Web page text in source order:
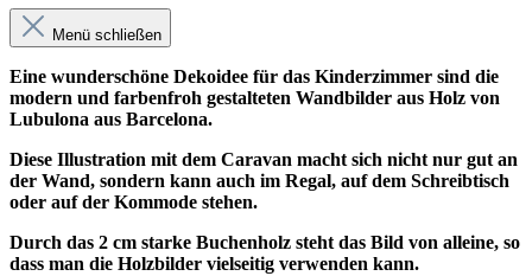
Menü schließen
Eine wunderschöne Dekoidee für das Kinderzimmer sind die
modern und farbenfroh gestalteten Wandbilder aus Holz von
Lubulona aus Barcelona.
Diese Illustration mit dem Caravan macht sich nicht nur gut an
der Wand, sondern kann auch im Regal, auf dem Schreibtisch
oder auf der Kommode stehen.
Durch das 2 cm starke Buchenholz steht das Bild von alleine, so
dass man die Holzbilder vielseitig verwenden kann.